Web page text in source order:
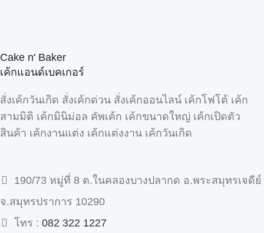
Cake n' Baker
เค้กแอนด์เบคเกอร์
สั่งเค้กวันเกิด สั่งเค้กด่วน สั่งเค้กออนไลน์ เค้กโฟโต้ เค้ก
สามมิติ เค้กมินิม่อล คัพเค้ก เค้กขนาดใหญ่ เค้กเปิดตัว
สินค้า เค้กงานแต่ง เค้กแต่งงาน เค้กวันเกิด
190/73 หมู่ที่ 8 ต.ในคลองบางปลากด อ.พระสมุทรเจดีย์
จ.สมุทรปราการ 10290
โทร : 082 322 1227